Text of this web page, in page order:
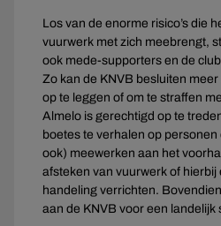
Los van de enorme risico’s die
vuurwerk met zich meebrengt,
ook mede-supporters en de
Zo kan de KNVB besluiten
op te leggen of om te straffen
Almelo is gerechtigd op te
boetes te verhalen op personen
ook) meewerken aan het
afsteken van vuurwerk of hierbij
handeling verrichten.
aan de KNVB voor een landelijk